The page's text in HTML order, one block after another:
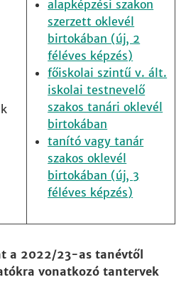
alapképzési szakon
szerzett oklevél
birtokában (új, 2
féléves képzés)
főiskolai szintű v. ált.
iskolai testnevelő
szakos tanári oklevél
birtokában
tanító vagy tanár
szakos oklevél
birtokában (új, 3
féléves képzés)
a 2022/23-as tanévtől
vonatkozó tantervek